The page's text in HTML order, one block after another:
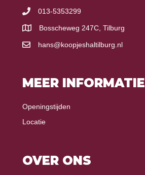
013-5353299
Bosscheweg 247C, Tilburg
hans@koopjeshaltilburg.nl
MEER INFORMATIE
Openingstijden
Locatie
OVER ONS